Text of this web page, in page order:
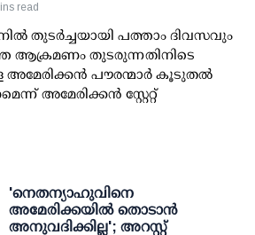
read
തുടര്‍ച്ചയായി പത്താം ദിവസവും
ആക്രമണം തുടരുന്നതിനിടെ
അമേരിക്കന്‍ പൗരന്മാര്‍ കൂടുതല്‍
അമേരിക്കന്‍ സ്റ്റേറ്റ്
'നെതന്യാഹുവിനെ
അമേരിക്കയില്‍ തൊടാന്‍
അനുവദിക്കില്ല'; അറസ്റ്റ്